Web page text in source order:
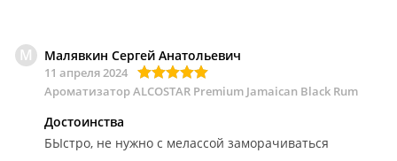
М Малявкин Сергей Анатольевич
11 апреля 2024
Ароматизатор ALCOSTAR Premium Jamaican Black Rum
Достоинства
БЫстро, не нужно с мелассой заморачиваться